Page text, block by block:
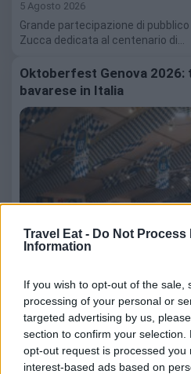
Travel Eat - Do Not Process
Information
If you wish to opt-out of the sale,
processing of your personal or
targeted advertising by us,
section to confirm your
opt-out request is processed you
interest-based ads based on
5 Agosto 2026
Grande partecipazione di
Zucca dedicata al centenario di…
Oktoberfest Genova 2026:
bavarese in Italia
5 Agosto 2026
Oktoberfest Genova 2026 dal 10
Hofbräu, cucina bavarese,